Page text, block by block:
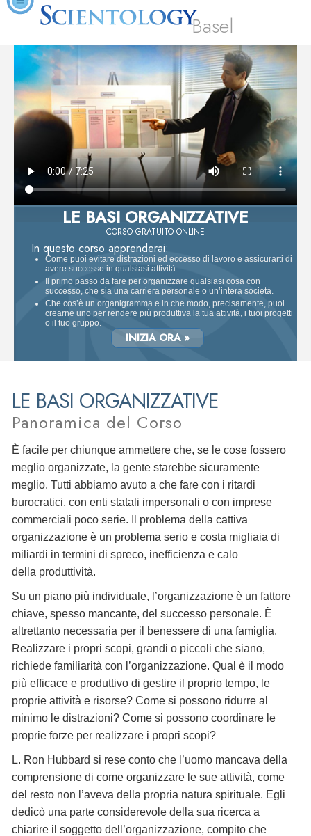
Basel
LE BASI ORGANIZZATIVE
CORSO GRATUITO ONLINE
In questo corso apprenderai:
Come puoi evitare distrazioni ed eccesso di lavoro e assicurarti di
avere successo in qualsiasi attività.
Il primo passo da fare per organizzare qualsiasi cosa con
successo, che sia una carriera personale o un’intera società.
Che cos’è un organigramma e in che modo, precisamente, puoi
crearne uno per rendere più produttiva la tua attività, i tuoi progetti
o il tuo gruppo.
INIZIA ORA »
LE BASI ORGANIZZATIVE
Panoramica del Corso
È facile per chiunque ammettere che, se le cose fossero
meglio organizzate, la gente starebbe sicuramente
meglio. Tutti abbiamo avuto a che fare con i ritardi
burocratici, con enti statali impersonali o con imprese
commerciali poco serie. Il problema della cattiva
organizzazione è un problema serio e costa migliaia di
miliardi in termini di spreco, inefficienza e calo
della produttività.
Su un piano più individuale, l’organizzazione è un fattore
chiave, spesso mancante, del successo personale. È
altrettanto necessaria per il benessere di una famiglia.
Realizzare i propri scopi, grandi o piccoli che siano,
richiede familiarità con l’organizzazione. Qual è il modo
più efficace e produttivo di gestire il proprio tempo, le
proprie attività e risorse? Come si possono ridurre al
minimo le distrazioni? Come si possono coordinare le
proprie forze per realizzare i propri scopi?
L. Ron Hubbard si rese conto che l’uomo mancava della
comprensione di come organizzare le sue attività, come
del resto non l’aveva della propria natura spirituale. Egli
dedicò una parte considerevole della sua ricerca a
chiarire il soggetto dell’organizzazione, compito che